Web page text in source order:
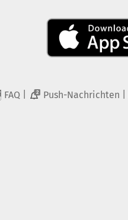
FAQ 2 Push-Nachrichten